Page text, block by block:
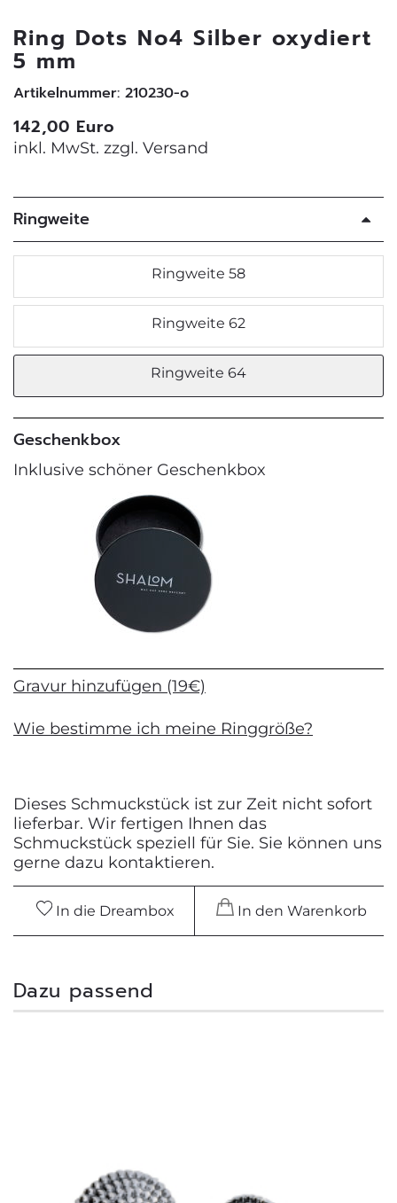
Ring Dots No4 Silber oxydiert
5 mm
Artikelnummer: 210230-o
142,00 Euro
inkl. MwSt. zzgl. Versand
Ringweite
Ringweite 58
Ringweite 62
Ringweite 64
Geschenkbox
Inklusive schöner Geschenkbox
Gravur hinzufügen (19€)
Wie bestimme ich meine Ringgröße?
Dieses Schmuckstück ist zur Zeit nicht sofort
lieferbar. Wir fertigen Ihnen das
Schmuckstück speziell für Sie. Sie können uns
gerne dazu kontaktieren.
In die Dreambox In den Warenkorb
Dazu passend